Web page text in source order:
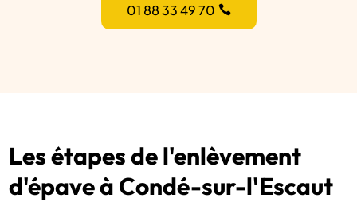
01 88 33 49 70
Les étapes de l'enlèvement
d'épave à Condé-sur-l'Escaut